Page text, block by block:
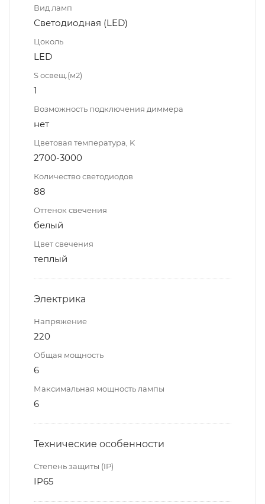
Вид ламп
Светодиодная (LED)
Цоколь
LED
S освещ.(м2)
1
Возможность подключения диммера
нет
Цветовая температура, K
2700-3000
Количество светодиодов
88
Оттенок свечения
белый
Цвет свечения
теплый
Электрика
Напряжение
220
Общая мощность
6
Максимальная мощность лампы
6
Технические особенности
Степень защиты (IP)
IP65